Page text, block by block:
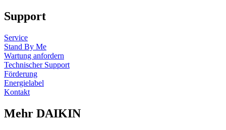
Support
Service
Stand By Me
Wartung anfordern
Technischer Support
Förderung
Energielabel
Kontakt
Mehr DAIKIN